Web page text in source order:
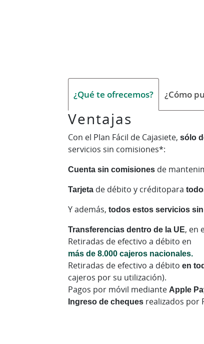
¿Qué te ofrecemos? ¿Cómo
Ventajas
Con el Plan Fácil de Cajasiete,sólo
servicios sin comisiones*:
Cuenta sin comisiones de
Tarjeta de débito y créditopara
Y además,todos estos servicios
Transferencias dentro de la UE, en
Retiradas de efectivo a débito en
más de 8.000 cajeros nacionales.
Retiradas de efectivo a débitoen
cajeros por su utilización).
Pagos por móvil medianteApple
Ingreso de cheques realizados por